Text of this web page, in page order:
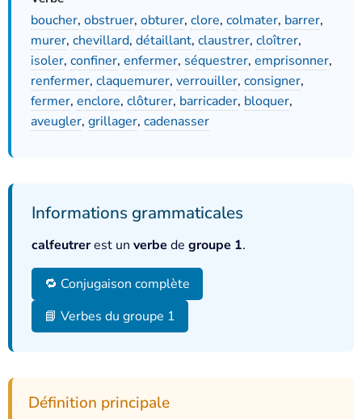
boucher, obstruer, obturer, clore, colmater, barrer,
murer, chevillard, détaillant, claustrer, cloîtrer,
isoler, confiner, enfermer, séquestrer, emprisonner,
renfermer, claquemurer, verrouiller, consigner,
fermer, enclore, clôturer, barricader, bloquer,
aveugler, grillager, cadenasser
Informations grammaticales
calfeutrerest un verbe de groupe 1.
🔁 Conjugaison complète
📘 Verbes du groupe 1
Définition principale